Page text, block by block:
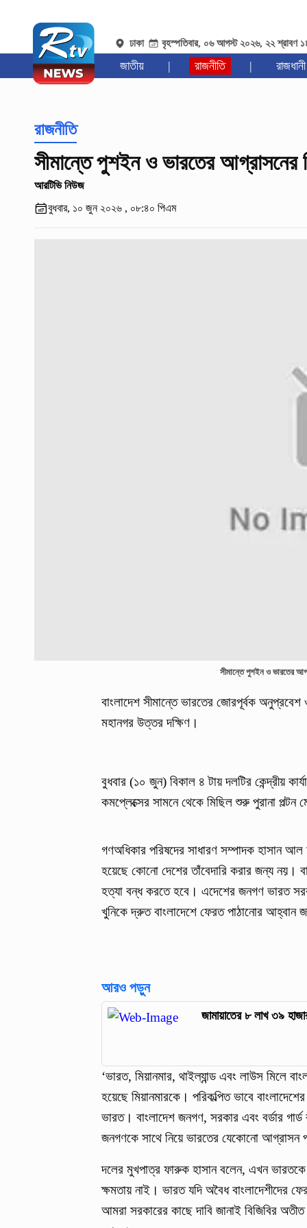
ঢাকা বৃহস্পতিবার, ০৬ আগস্ট ২০২৬, ২২ শ্রাবণ
জাতীয় | রাজনীতি | রাজধানী
রাজনীতি
সীমান্তে পুশইন ও ভারতের আগ্রাসনের
আরটিভি নিউজ
বুধবার, ১০ জুন ২০২৬ , ০৮:৪০ পিএম
সীমান্তে পুশইন ও ভারতের
বাংলাদেশ সীমান্তে ভারতের জোরপূর্বক
মহানগর উত্তর দক্ষিণ।
বুধবার (১০ জুন) বিকাল ৪ টায় দলটির কেন্দ্রীয়
কমপ্লেক্সের সামনে থেকে মিছিল শুরু পুরানা
গণঅধিকার পরিষদের সাধারণ সম্পাদক হাসান আল
হয়েছে কোনো দেশের তাঁবেদারি করার জন্য নয়।
হত্যা বন্ধ করতে হবে। এদেশের জনগণ ভারত
খুনিকে দ্রুত বাংলাদেশে ফেরত পাঠানোর আহ্বান
আরও পড়ুন
জামায়াতের ৮ লাখ ৩৯
‘ভারত, মিয়ানমার, থাইল্যান্ড এবং লাউস মিলে
হয়েছে মিয়ানমারকে। পরিকল্পিত ভাবে
ভারত। বাংলাদেশ জনগণ, সরকার এবং বর্ডার
জনগণকে সাথে নিয়ে ভারতের যেকোনো আগ্রাসন
দলের মুখপাত্র ফারুক হাসান বলেন, এখন
ক্ষমতায় নাই। ভারত যদি অবৈধ বাংলাদেশীদের
আমরা সরকারের কাছে দাবি জানাই বিজিবির